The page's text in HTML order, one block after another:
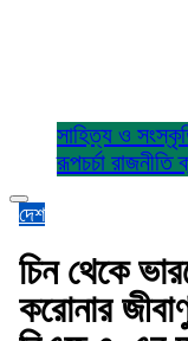
সাহিত্য ও
রূপচর্চা রাজনীতি
দেশ
চিন থেকে
করোনার